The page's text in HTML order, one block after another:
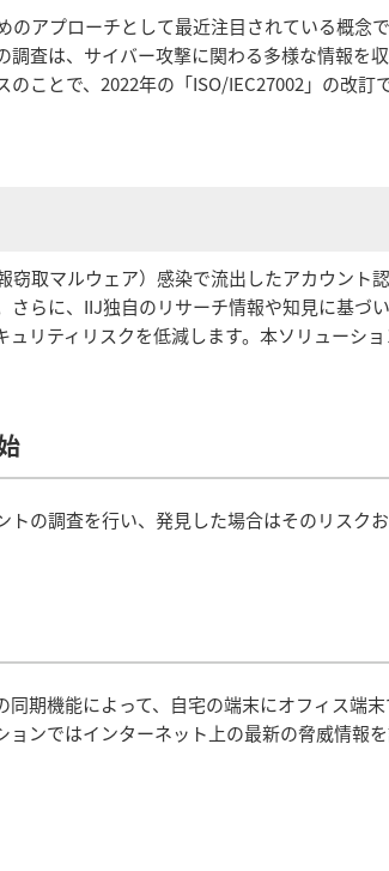
アプローチとして最近注目されている概念
査は、サイバー攻撃に関わる多様な情報を
ことで、2022年の「ISO/IEC27002」の改訂
取マルウェア）感染で流出したアカウント
らに、IIJ独自のリサーチ情報や知見に基づ
リティリスクを低減します。本ソリューシ
の調査を行い、発見した場合はそのリスク
期機能によって、自宅の端末にオフィス端
ンではインターネット上の最新の脅威情報